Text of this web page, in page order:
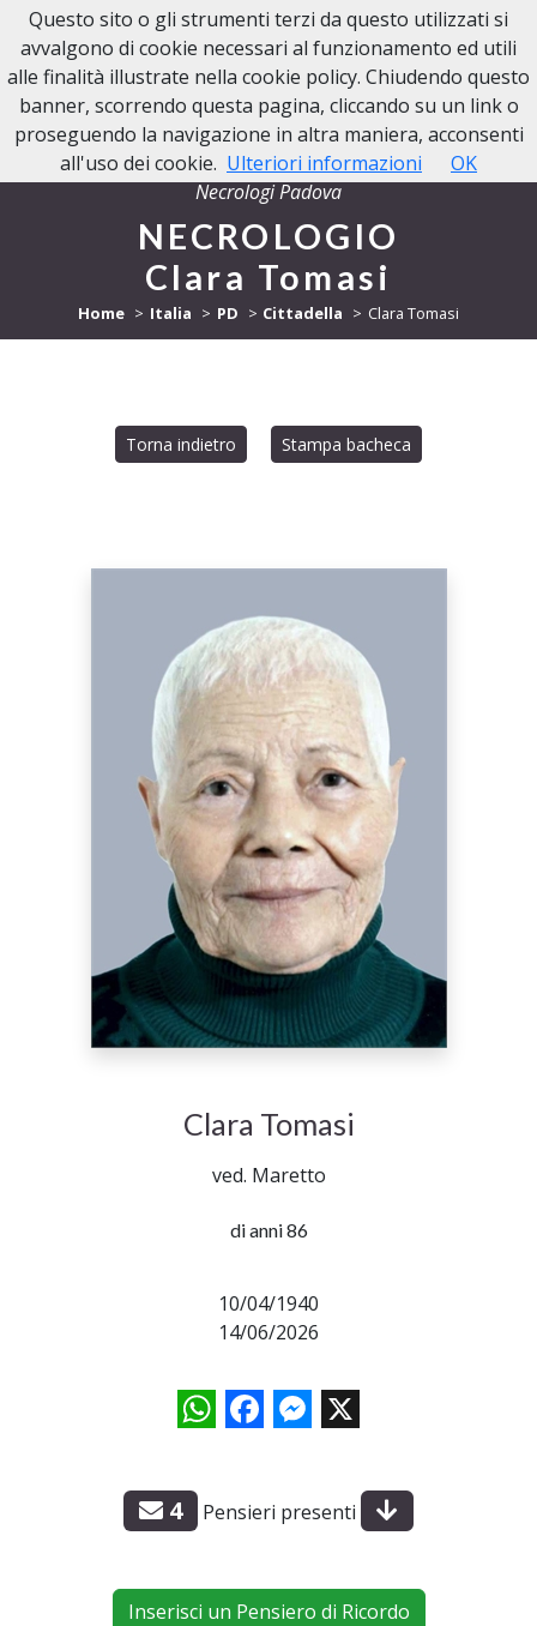
NECROLOGI PADOVA
Necrologi Padova
NECROLOGIO
Clara Tomasi
Home Italia PD Cittadella Clara Tomasi
Torna indietro Stampa bacheca
Clara Tomasi
ved. Maretto
di anni 86
10/04/1940
14/06/2026
WhatsAppFacebookMessenger
X
4 Pensieri presenti
Inserisci un Pensiero di Ricordo
Questo sito o gli strumenti terzi da questo utilizzati si
avvalgono di cookie necessari al funzionamento ed utili
alle finalità illustrate nella cookie policy. Chiudendo questo
banner, scorrendo questa pagina, cliccando su un link o
proseguendo la navigazione in altra maniera, acconsenti
all'uso dei cookie. Ulteriori informazioni OK